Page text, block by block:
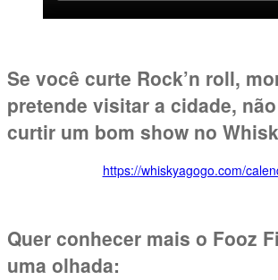
Se você curte Rock’n roll,
pretende visitar a cidade,
curtir um bom show no
https://whiskyagogo.com/
Quer conhecer mais o Fooz
uma olhada: